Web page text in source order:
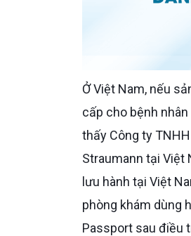
Ở Việt Nam, nếu sản phẩm đi theo kênh lưu hành chính thức, mức minh bạch mà phòng khám nên cung
cấp cho bệnh
thấy Công ty
Straumann tại Việt
lưu hành tại Việt
phòng khám dùng
Passport sau điều